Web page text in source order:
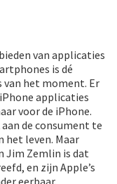
van applicaties
is dé
van het moment. Er
applicaties
voor de iPhone.
de consument te
het leven. Maar
Jim Zemlin is dat
en zijn Apple’s
eerbaar.